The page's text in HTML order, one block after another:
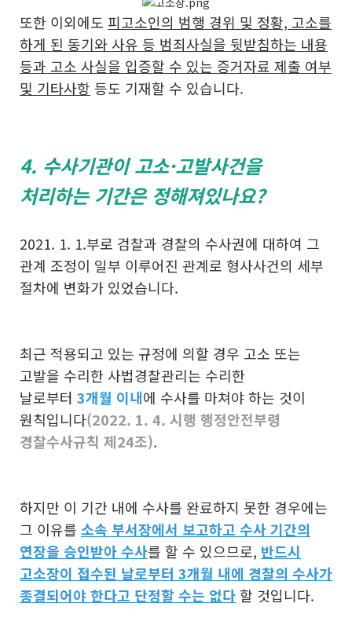
또한 이외에도 피고소인의 범행 경위 및 정황, 고소를
하게 된 동기와 사유 등 범죄사실을 뒷받침하는 내용
등과 고소 사실을 입증할 수 있는 증거자료 제출 여부
및 기타사항 등도 기재할 수 있습니다.
4. 수사기관이 고소·고발사건을
처리하는 기간은 정해져있나요?
2021. 1. 1.부로 검찰과 경찰의 수사권에 대하여 그
관계 조정이 일부 이루어진 관계로 형사사건의 세부
절차에 변화가 있었습니다.
최근 적용되고 있는 규정에 의할 경우 고소 또는
고발을 수리한 사법경찰관리는 수리한
날로부터 3개월 이내에 수사를 마쳐야 하는 것이
원칙입니다(2022. 1. 4. 시행 행정안전부령
경찰수사규칙 제24조).
하지만 이 기간 내에 수사를 완료하지 못한 경우에는
그 이유를 소속 부서장에서 보고하고 수사 기간의
연장을 승인받아 수사를 할 수 있으므로, 반드시
고소장이 접수된 날로부터 3개월 내에 경찰의 수사가
종결되어야 한다고 단정할 수는 없다 할 것입니다.